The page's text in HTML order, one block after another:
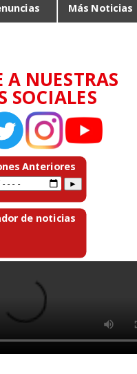
Más Noticias
A NUESTRAS
SOCIALES
Anteriores
de noticias